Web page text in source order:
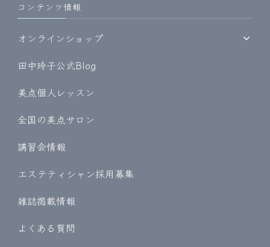
コンテンツ情報
オンラインショップ
田中玲子公式Blog
美点個人レッスン
全国の美点サロン
講習会情報
エステティシャン採用募集
雑誌掲載情報
よくある質問